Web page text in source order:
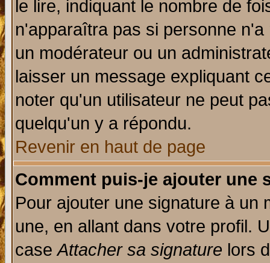
le lire, indiquant le nombre de
n'apparaîtra pas si personne
un modérateur ou un
laisser un message expliquant
noter qu'un utilisateur ne peut
quelqu'un y a répondu.
Revenir en haut de page
Comment puis-je ajouter une
Pour ajouter une signature à un
une, en allant dans votre profil.
caseAttacher sa signature lors